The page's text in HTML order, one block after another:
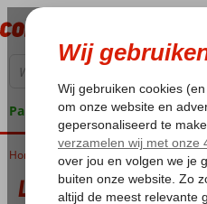
Pakketgarantie
Home Last Minute Fuerteventura
Last minute